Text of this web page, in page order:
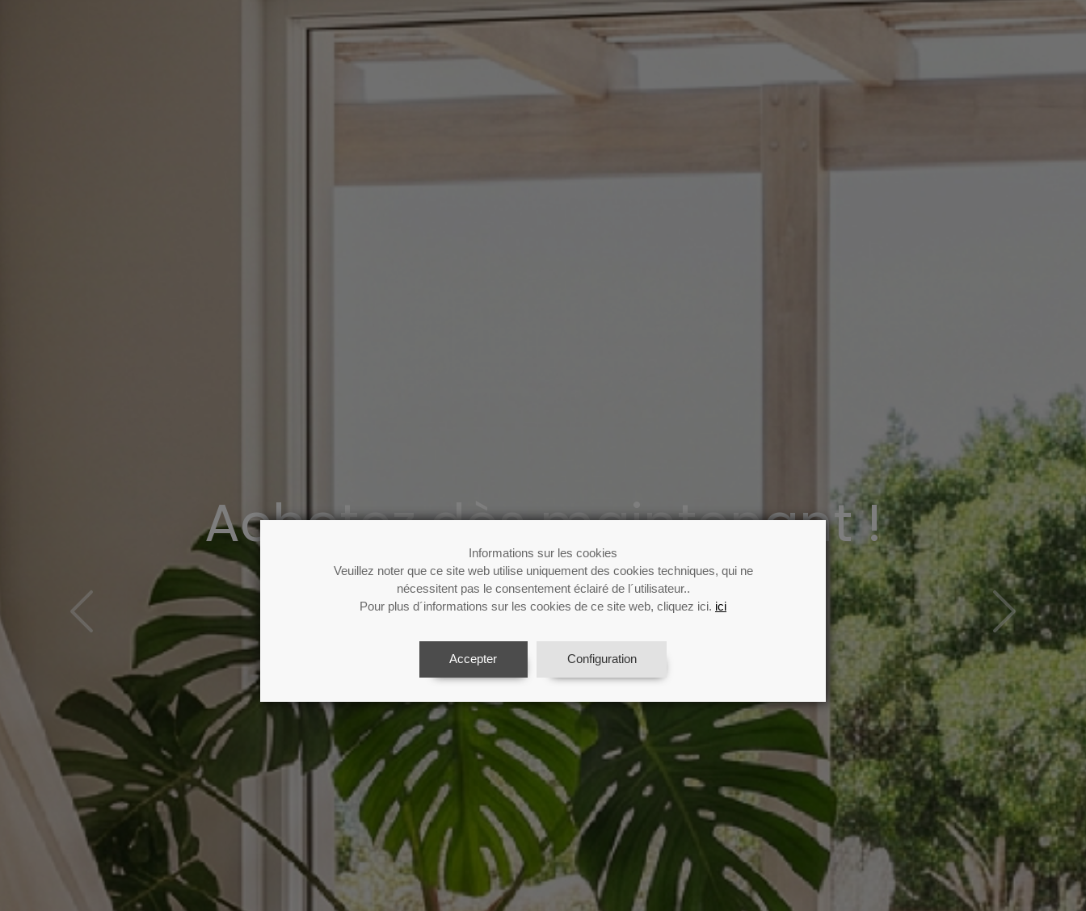
Informations sur les cookies
Veuillez noter que ce site web utilise uniquement des cookies techniques, qui ne
nécessitent pas le consentement éclairé de l´utilisateur..
Pour plus d´informations sur les cookies de ce site web, cliquez ici. ici
Accepter Configuration
Achetez dès maintenant !
Profitez de votre ventilateur tout l'été
Voir le catalogue
Previous Next